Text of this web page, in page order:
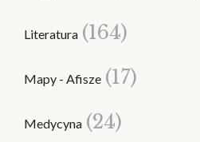
Literatura (164)
Mapy - Afisze (17)
Medycyna (24)